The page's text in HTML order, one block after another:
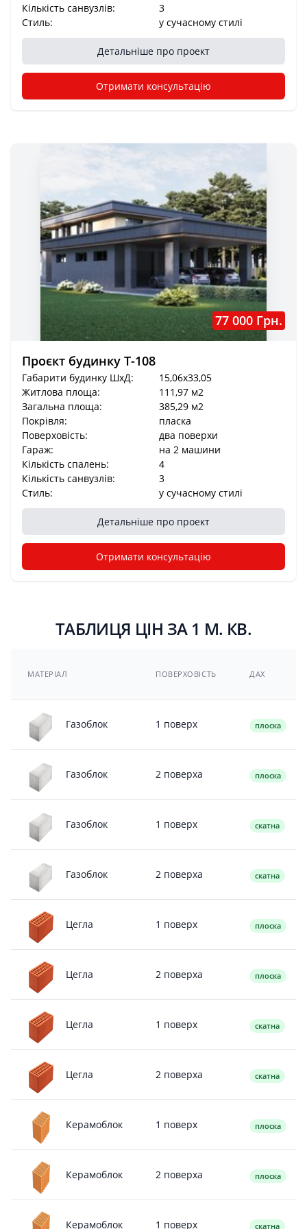
Кількість санвузлів:
3
Стиль:
у сучасному стилі
Детальніше про проект
Отримати консультацію
77 000 Грн.
Проєкт будинку Т-108
Габарити будинку ШхД:
15,06x33,05
Житлова площа:
111,97 м2
Загальна площа:
385,29 м2
Покрівля:
пласка
Поверховість:
два поверхи
Гараж:
на 2 машини
Кількість спалень:
4
Кількість санвузлів:
3
Стиль:
у сучасному стилі
Детальніше про проект
Отримати консультацію
ТАБЛИЦЯ ЦІН ЗА 1 М. КВ.
МАТЕРІАЛ ПОВЕРХОВІСТЬ ДАХ
Газоблок 1 поверх плоска
Газоблок 2 поверха плоска
Газоблок 1 поверх скатна
Газоблок 2 поверха скатна
Цегла 1 поверх плоска
Цегла 2 поверха плоска
Цегла 1 поверх скатна
Цегла 2 поверха скатна
Керамоблок 1 поверх плоска
Керамоблок 2 поверха плоска
Керамоблок 1 поверх скатна